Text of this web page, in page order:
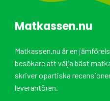
Matkassen.nu
Matkassen.nu är en
besökare att välja bäst
skriver opartiska
leverantören.